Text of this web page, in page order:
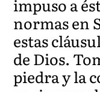
impuso a
normas en
estas
de Dios.
piedra y la